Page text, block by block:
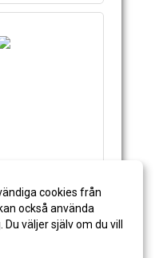
cookies från
också använda
väljer själv om du vill